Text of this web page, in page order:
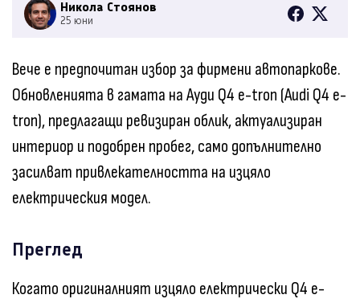
Никола Стоянов
25 юни
Вече е предпочитан избор за фирмени автопаркове.
Обновленията в гамата на Ауди Q4 e-tron (Audi Q4 e-
tron), предлагащи ревизиран облик, актуализиран
интериор и подобрен пробег, само допълнително
засилват привлекателността на изцяло
електрическия модел.
Преглед
Когато оригиналният изцяло електрически Q4 e-